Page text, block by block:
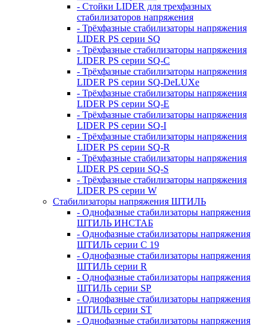
- Стойки LIDER для трехфазных
стабилизаторов напряжения
- Трёхфазные стабилизаторы напряжения
LIDER PS серии SQ
- Трёхфазные стабилизаторы напряжения
LIDER PS серии SQ-C
- Трёхфазные стабилизаторы напряжения
LIDER PS серии SQ-DeLUXe
- Трёхфазные стабилизаторы напряжения
LIDER PS серии SQ-E
- Трёхфазные стабилизаторы напряжения
LIDER PS серии SQ-I
- Трёхфазные стабилизаторы напряжения
LIDER PS серии SQ-R
- Трёхфазные стабилизаторы напряжения
LIDER PS серии SQ-S
- Трёхфазные стабилизаторы напряжения
LIDER PS серии W
Стабилизаторы напряжения ШТИЛЬ
- Однофазные стабилизаторы напряжения
ШТИЛЬ ИНСТАБ
- Однофазные стабилизаторы напряжения
ШТИЛЬ серии C 19
- Однофазные стабилизаторы напряжения
ШТИЛЬ серии R
- Однофазные стабилизаторы напряжения
ШТИЛЬ серии SP
- Однофазные стабилизаторы напряжения
ШТИЛЬ серии ST
- Однофазные стабилизаторы напряжения